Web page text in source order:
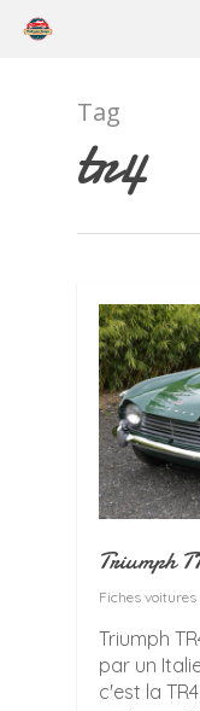
Tag
tr4
Triumph
Fiches voitures
Triumph
par un
c'est la